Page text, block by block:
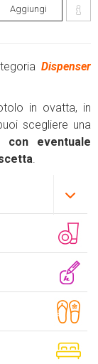
Aggiungi
Dispenser
in ovatta, in
scegliere una
con eventuale
.